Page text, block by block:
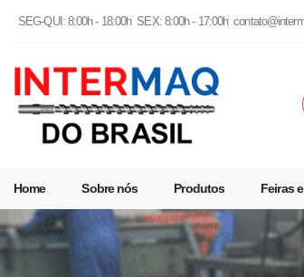
SEG-QUI: 8:00h - 18:00h SEX: 8:00h - 17:00h
Home Sobre nós Produtos Feiras